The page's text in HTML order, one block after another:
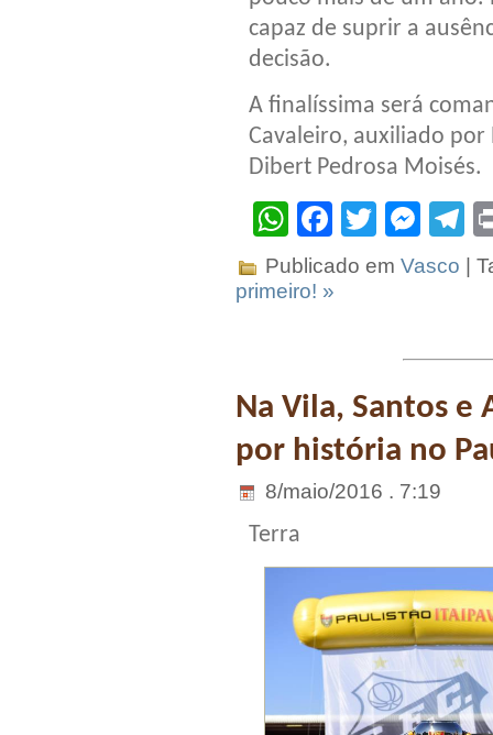
capaz de suprir a
decisão.
A finalíssima será
Cavaleiro, auxiliado por
Dibert Pedrosa Moisés.
WhatsApp
Facebook
Twitter
Publicado em Vasco |
primeiro! »
Na Vila, Santos
por história no
8/maio/2016 . 7:19
Terra